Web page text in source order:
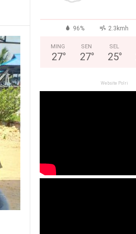
96% 2.3kmh
MING
27°
SEN
27°
SEL
25°
Website Polri